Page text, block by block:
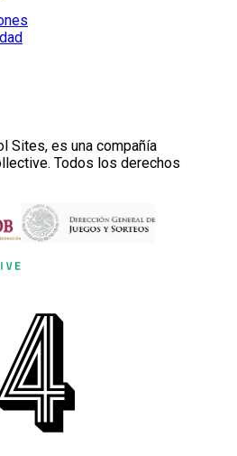
Sites, es una compañía
Todos los derechos